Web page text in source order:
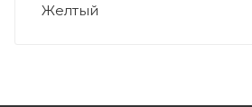
Желтый